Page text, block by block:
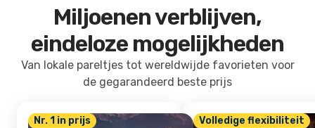
Miljoenen verblijven,
eindeloze mogelijkheden
Van lokale pareltjes tot wereldwijde favorieten voor
de gegarandeerd beste prijs
Nr. 1 in prijs Volledige flexibiliteit